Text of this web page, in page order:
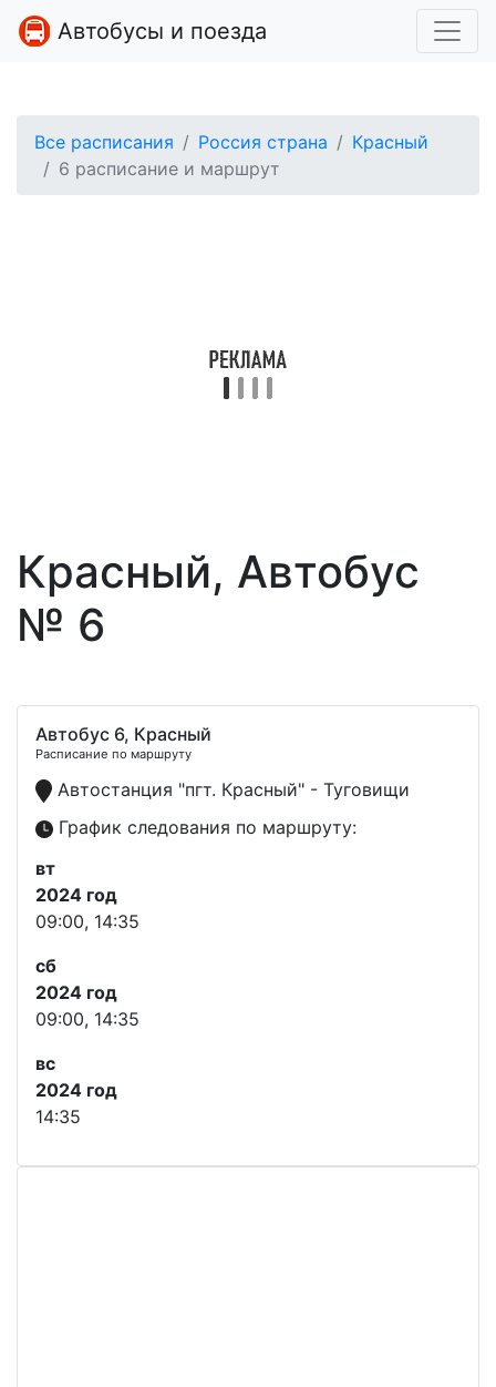
Автобусы и поезда
Все расписания Россия страна
Красный
6 расписание и маршрут
Красный, Автобус
№ 6
Автобус 6, Красный
Расписание по маршруту
Автостанция "пгт. Красный" - Туговищи
График следования по маршруту:
вт
2024 год
09:00, 14:35
сб
2024 год
09:00, 14:35
вс
2024 год
14:35